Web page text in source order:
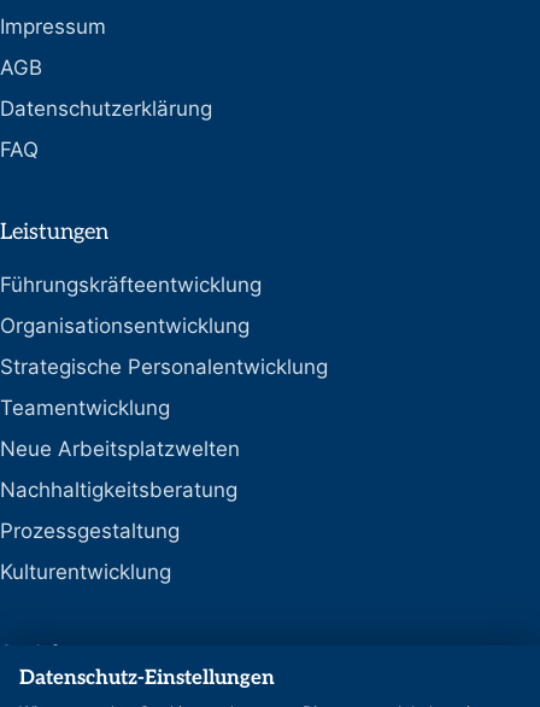
Impressum
AGB
Datenschutzerklärung
FAQ
Leistungen
Führungskräfteentwicklung
Organisationsentwicklung
Strategische Personalentwicklung
Teamentwicklung
Neue Arbeitsplatzwelten
Nachhaltigkeitsberatung
Prozessgestaltung
Kulturentwicklung
Social
Datenschutz-Einstellungen